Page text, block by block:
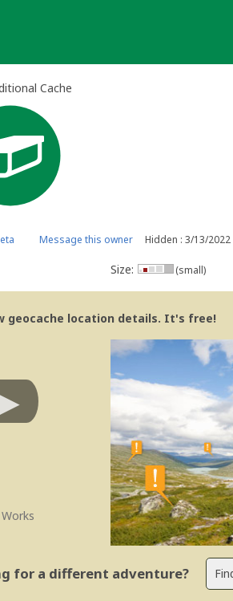
Cache
Message this owner Hidden : 3/13/2022
Size: (small)
geocache location details. It's free!
for a different adventure?